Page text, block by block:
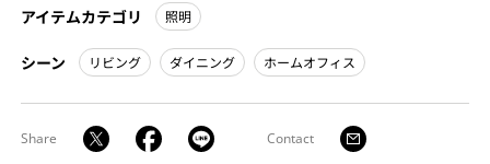
アイテムカテゴリ 照明
シーン リビング ダイニング ホームオフィス
Share Contact